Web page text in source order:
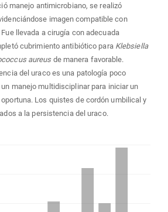
manejo antimicrobiano, se realizó
imagen compatible con
llevada a cirugía con adecuada
cubrimiento antibiótico para Klebsiella
aureusde manera favorable.
del uraco es una patología poco
manejo multidisciplinar para iniciar un
Los quistes de cordón umbilical y
a la persistencia del uraco.